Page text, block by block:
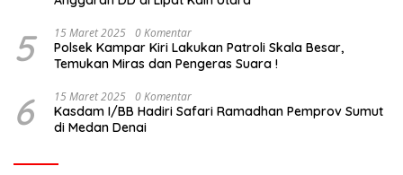
5 15 Maret 2025 0 Komentar
Polsek Kampar Kiri Lakukan Patroli Skala Besar,
Temukan Miras dan Pengeras Suara !
6 15 Maret 2025 0 Komentar
Kasdam I/BB Hadiri Safari Ramadhan Pemprov Sumut
di Medan Denai